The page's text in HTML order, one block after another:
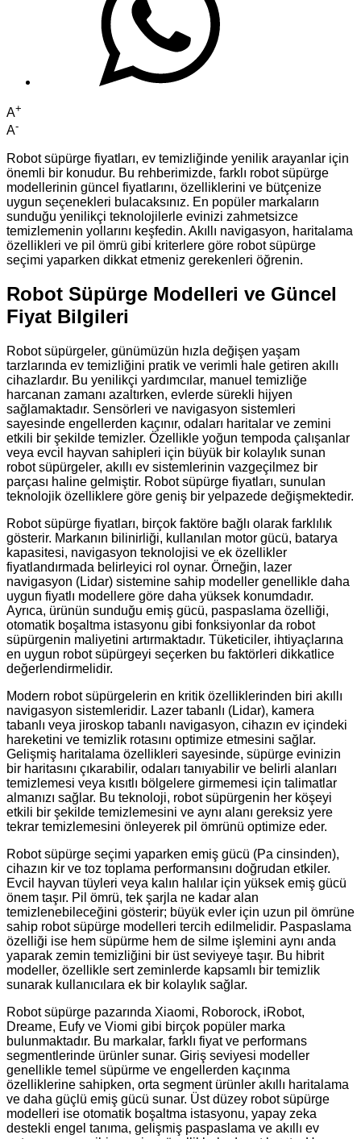
A+
A-
Robot süpürge fiyatları, ev temizliğinde yenilik arayanlar için
önemli bir konudur. Bu rehberimizde, farklı robot süpürge
modellerinin güncel fiyatlarını, özelliklerini ve bütçenize
uygun seçenekleri bulacaksınız. En popüler markaların
sunduğu yenilikçi teknolojilerle evinizi zahmetsizce
temizlemenin yollarını keşfedin. Akıllı navigasyon, haritalama
özellikleri ve pil ömrü gibi kriterlere göre robot süpürge
seçimi yaparken dikkat etmeniz gerekenleri öğrenin.
Robot Süpürge Modelleri ve Güncel
Fiyat Bilgileri
Robot süpürgeler, günümüzün hızla değişen yaşam
tarzlarında ev temizliğini pratik ve verimli hale getiren akıllı
cihazlardır. Bu yenilikçi yardımcılar, manuel temizliğe
harcanan zamanı azaltırken, evlerde sürekli hijyen
sağlamaktadır. Sensörleri ve navigasyon sistemleri
sayesinde engellerden kaçınır, odaları haritalar ve zemini
etkili bir şekilde temizler. Özellikle yoğun tempoda çalışanlar
veya evcil hayvan sahipleri için büyük bir kolaylık sunan
robot süpürgeler, akıllı ev sistemlerinin vazgeçilmez bir
parçası haline gelmiştir. Robot süpürge fiyatları, sunulan
teknolojik özelliklere göre geniş bir yelpazede değişmektedir.
Robot süpürge fiyatları, birçok faktöre bağlı olarak farklılık
gösterir. Markanın bilinirliği, kullanılan motor gücü, batarya
kapasitesi, navigasyon teknolojisi ve ek özellikler
fiyatlandırmada belirleyici rol oynar. Örneğin, lazer
navigasyon (Lidar) sistemine sahip modeller genellikle daha
uygun fiyatlı modellere göre daha yüksek konumdadır.
Ayrıca, ürünün sunduğu emiş gücü, paspaslama özelliği,
otomatik boşaltma istasyonu gibi fonksiyonlar da robot
süpürgenin maliyetini artırmaktadır. Tüketiciler, ihtiyaçlarına
en uygun robot süpürgeyi seçerken bu faktörleri dikkatlice
değerlendirmelidir.
Modern robot süpürgelerin en kritik özelliklerinden biri akıllı
navigasyon sistemleridir. Lazer tabanlı (Lidar), kamera
tabanlı veya jiroskop tabanlı navigasyon, cihazın ev içindeki
hareketini ve temizlik rotasını optimize etmesini sağlar.
Gelişmiş haritalama özellikleri sayesinde, süpürge evinizin
bir haritasını çıkarabilir, odaları tanıyabilir ve belirli alanları
temizlemesi veya kısıtlı bölgelere girmemesi için talimatlar
almanızı sağlar. Bu teknoloji, robot süpürgenin her köşeyi
etkili bir şekilde temizlemesini ve aynı alanı gereksiz yere
tekrar temizlemesini önleyerek pil ömrünü optimize eder.
Robot süpürge seçimi yaparken emiş gücü (Pa cinsinden),
cihazın kir ve toz toplama performansını doğrudan etkiler.
Evcil hayvan tüyleri veya kalın halılar için yüksek emiş gücü
önem taşır. Pil ömrü, tek şarjla ne kadar alan
temizlenebileceğini gösterir; büyük evler için uzun pil ömrüne
sahip robot süpürge modelleri tercih edilmelidir. Paspaslama
özelliği ise hem süpürme hem de silme işlemini aynı anda
yaparak zemin temizliğini bir üst seviyeye taşır. Bu hibrit
modeller, özellikle sert zeminlerde kapsamlı bir temizlik
sunarak kullanıcılara ek bir kolaylık sağlar.
Robot süpürge pazarında Xiaomi, Roborock, iRobot,
Dreame, Eufy ve Viomi gibi birçok popüler marka
bulunmaktadır. Bu markalar, farklı fiyat ve performans
segmentlerinde ürünler sunar. Giriş seviyesi modeller
genellikle temel süpürme ve engellerden kaçınma
özelliklerine sahipken, orta segment ürünler akıllı haritalama
ve daha güçlü emiş gücü sunar. Üst düzey robot süpürge
modelleri ise otomatik boşaltma istasyonu, yapay zeka
destekli engel tanıma, gelişmiş paspaslama ve akıllı ev